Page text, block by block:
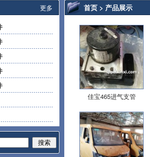
更多
搜索
首页 > 产品展示
佳宝465进气支管